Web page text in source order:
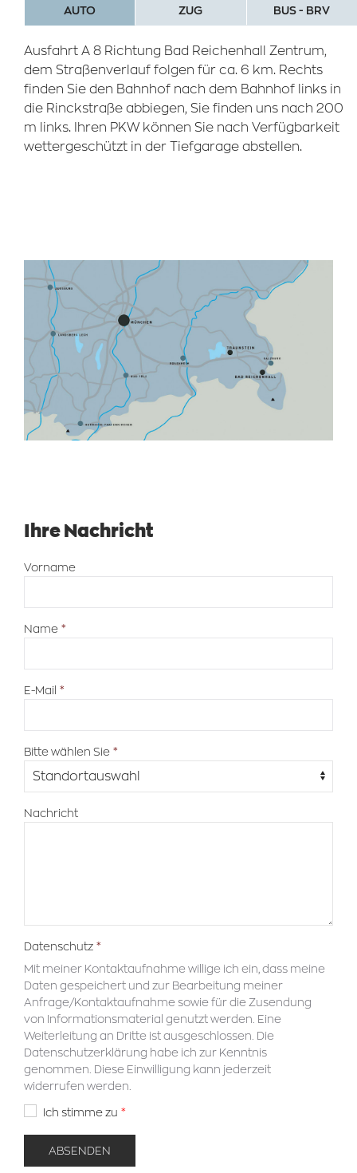
AUTO ZUG BUS - BRV
Ausfahrt A 8 Richtung Bad Reichenhall Zentrum,
dem Straßenverlauf folgen für ca. 6 km. Rechts
finden Sie den Bahnhof nach dem Bahnhof links in
die Rinckstraße abbiegen, Sie finden uns nach 200
m links. Ihren PKW können Sie nach Verfügbarkeit
wettergeschützt in der Tiefgarage abstellen.
Ihre Nachricht
Vorname
Name
E-Mail
Bitte wählen Sie
Nachricht
Datenschutz
Mit meiner Kontaktaufnahme willige ich ein, dass meine
Daten gespeichert und zur Bearbeitung meiner
Anfrage/Kontaktaufnahme sowie für die Zusendung
von Informationsmaterial genutzt werden. Eine
Weiterleitung an Dritte ist ausgeschlossen. Die
Datenschutzerklärung habe ich zur Kenntnis
genommen. Diese Einwilligung kann jederzeit
widerrufen werden.
Ich stimme zu
ABSENDEN